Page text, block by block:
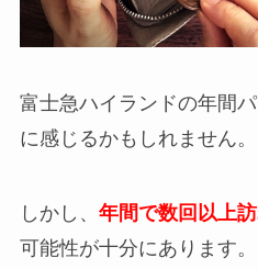
富士急ハイランドの年間
に感じるかもしれません。
しかし、 年間で数回以上
可能性が十分にあります。